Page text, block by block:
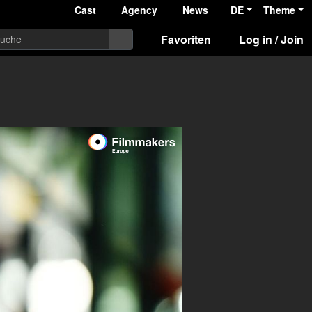
Cast Agency News DE Theme
Favoriten Log in / Join